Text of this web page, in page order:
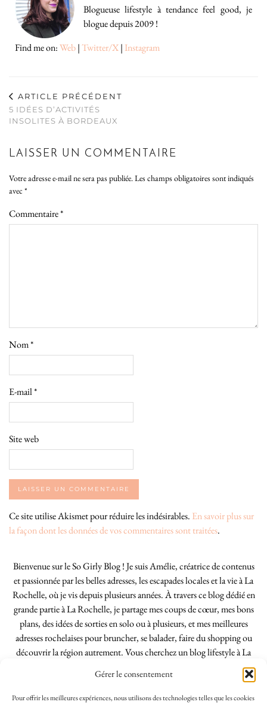
Gérer le consentement
Pour offrir les meilleures expériences, nous utilisons des technologies telles que les cookies
Blogueuse lifestyle à tendance feel good, je
blogue depuis 2009 !
Find me on:Web|Twitter/X| Instagram
ARTICLE PRÉCÉDENT
5 IDÉES D’ACTIVITÉS
INSOLITES À BORDEAUX
LAISSER UN COMMENTAIRE
Votre adresse e-mail ne sera pas publiée.Les champs obligatoires sont indiqués
avec *
Commentaire*
Nom*
E-mail*
Site web
Ce site utilise Akismet pour réduire les indésirables. En savoir plus sur
la façon dont les données de vos commentaires sont traitées.
Bienvenue sur le So Girly Blog ! Je suis Amélie, créatrice de contenus
et passionnée par les belles adresses, les escapades locales et la vie à La
Rochelle, où je vis depuis plusieurs années. À travers ce blog dédié en
grande partie à La Rochelle, je partage mes coups de cœur, mes bons
plans, des idées de sorties en solo ou à plusieurs, et mes meilleures
adresses rochelaises pour bruncher, se balader, faire du shopping ou
découvrir la région autrement. Vous cherchez un blog lifestyle à La
Rochelle, tenu par une locale ? Vous êtes au bon endroit. Que vous
soyez Rochelais·e ou de passage dans notre belle ville, j’espère que mes
articles vous aideront à profiter de La Rochelle comme un·e vrai·e